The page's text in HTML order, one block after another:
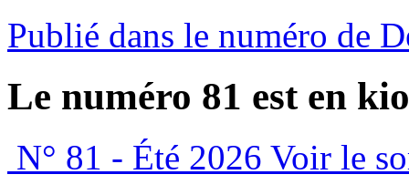
Publié dans le numéro de
Le numéro 81 est en
N° 81 - Été 2026 Voir le